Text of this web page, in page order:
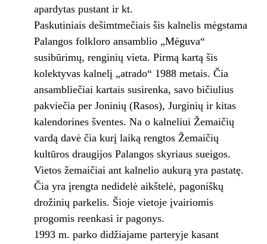
apardytas pustant ir kt.
Paskutiniais dešimtmečiais šis kalnelis mėgstama
Palangos folkloro ansamblio „Mėguva“
susibūrimų, renginių vieta. Pirmą kartą šis
kolektyvas kalnelį „atrado“ 1988 metais. Čia
ansambliečiai kartais susirenka, savo bičiulius
pakviečia per Joninių (Rasos), Jurginių ir kitas
kalendorines šventes. Na o kalneliui Žemaičių
vardą davė čia kurį laiką rengtos Žemaičių
kultūros draugijos Palangos skyriaus sueigos.
Vietos žemaičiai ant kalnelio aukurą yra pastatę.
Čia yra įrengta nedidelė aikštelė, pagoniškų
drožinių parkelis. Šioje vietoje įvairiomis
progomis reenkasi ir pagonys.
1993 m. parko didžiajame parteryje kasant